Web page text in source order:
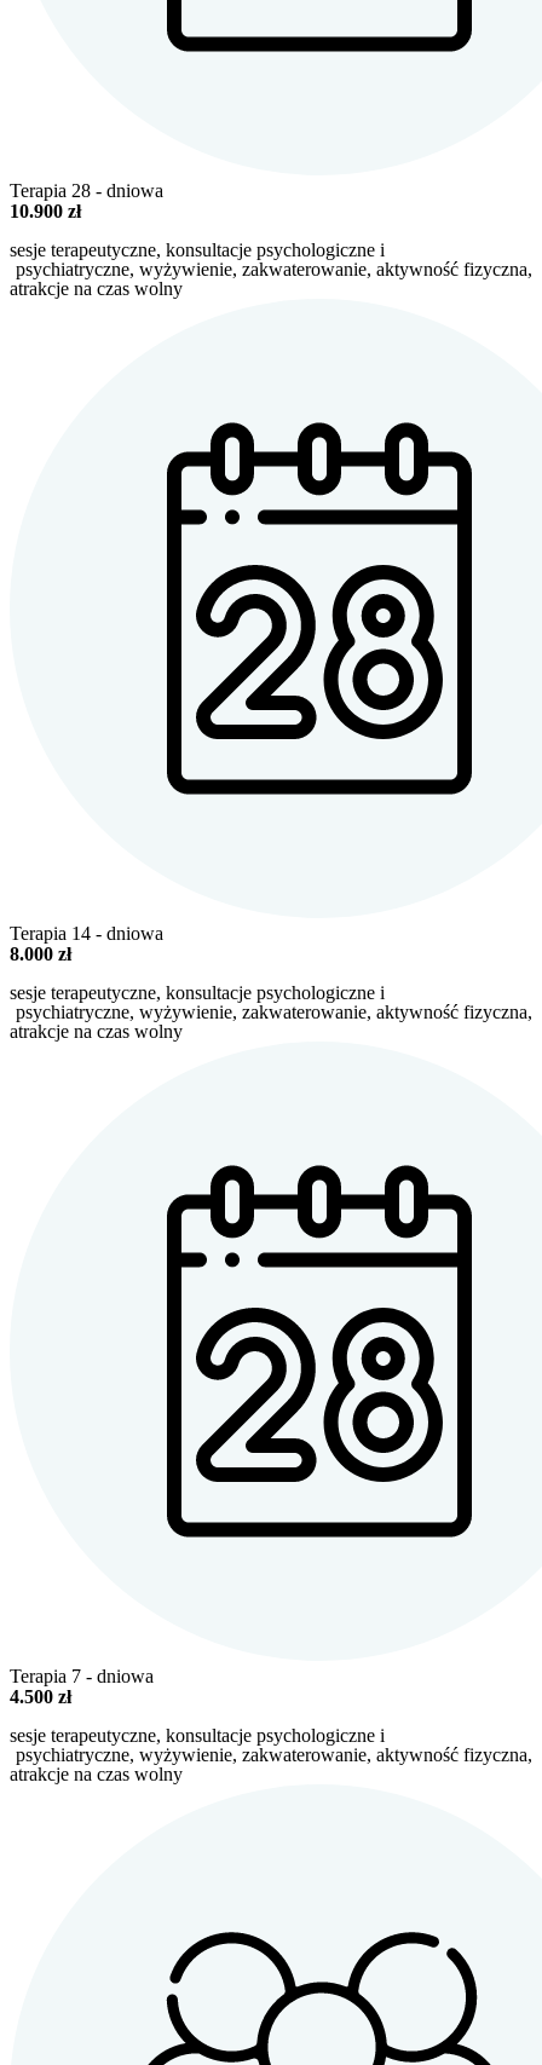
Terapia 28 - dniowa
10.900 zł
sesje terapeutyczne, konsultacje psychologiczne i
psychiatryczne, wyżywienie, zakwaterowanie, aktywność fizyczna,
atrakcje na czas wolny
Terapia 14 - dniowa
8.000 zł
sesje terapeutyczne, konsultacje psychologiczne i
psychiatryczne, wyżywienie, zakwaterowanie, aktywność fizyczna,
atrakcje na czas wolny
Terapia 7 - dniowa
4.500 zł
sesje terapeutyczne, konsultacje psychologiczne i
psychiatryczne, wyżywienie, zakwaterowanie, aktywność fizyczna,
atrakcje na czas wolny